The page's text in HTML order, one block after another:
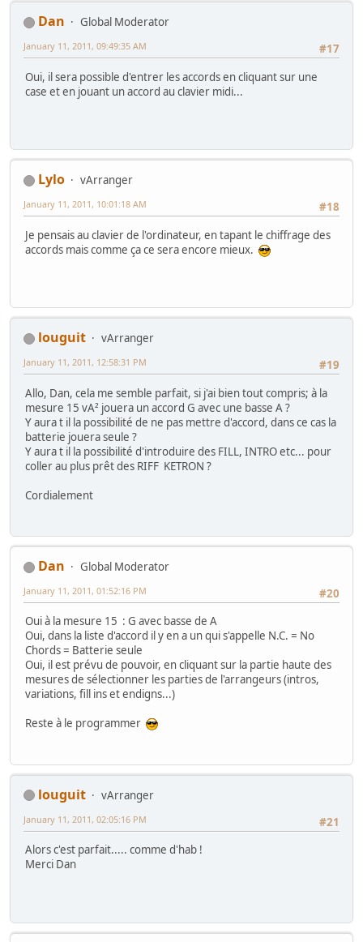
Dan
Global Moderator
#17
January 11, 2011, 09:49:35 AM
Oui, il sera possible d'entrer les accords en cliquant sur une
case et en jouant un accord au clavier midi...
Lylo
vArranger
#18
January 11, 2011, 10:01:18 AM
Je pensais au clavier de l'ordinateur, en tapant le chiffrage des
accords mais comme ça ce sera encore mieux.
louguit
vArranger
#19
January 11, 2011, 12:58:31 PM
Allo, Dan, cela me semble parfait, si j'ai bien tout compris; à la
mesure 15 vA² jouera un accord G avec une basse A ?
Y aura t il la possibilité de ne pas mettre d'accord, dans ce cas la
batterie jouera seule ?
Y aura t il la possibilité d'introduire des FILL, INTRO etc... pour
coller au plus prêt des RIFF KETRON ?
Cordialement
Dan
Global Moderator
#20
January 11, 2011, 01:52:16 PM
Oui à la mesure 15 : G avec basse de A
Oui, dans la liste d'accord il y en a un qui s'appelle N.C. = No
Chords = Batterie seule
Oui, il est prévu de pouvoir, en cliquant sur la partie haute des
mesures de sélectionner les parties de l'arrangeurs (intros,
variations, fill ins et endigns...)
Reste à le programmer
louguit
vArranger
#21
January 11, 2011, 02:05:16 PM
Alors c'est parfait..... comme d'hab !
Merci Dan